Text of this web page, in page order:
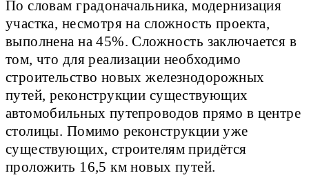
По словам градоначальника, модернизация
участка, несмотря на сложность проекта,
выполнена на 45%. Сложность заключается в
том, что для реализации необходимо
строительство новых железнодорожных
путей, реконструкции существующих
автомобильных путепроводов прямо в центре
столицы. Помимо реконструкции уже
существующих, строителям придётся
проложить 16,5 км новых путей.